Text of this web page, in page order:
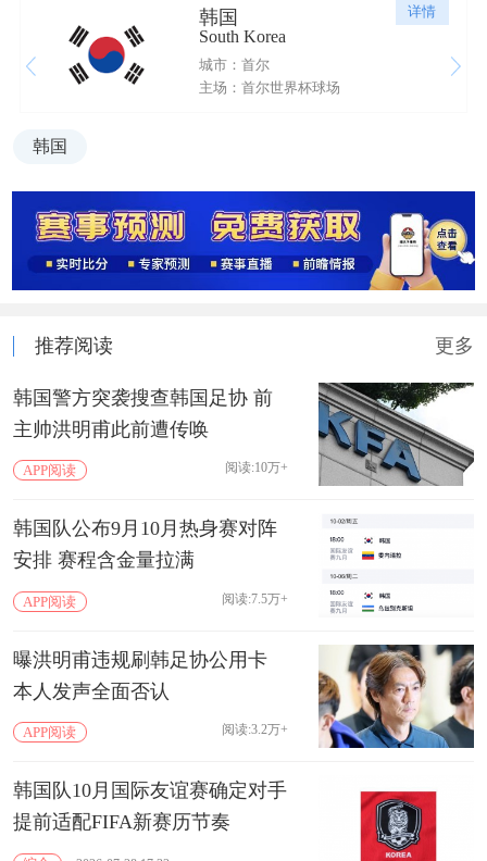
详情
韩国
South Korea
城市：首尔
主场：首尔世界杯球场
韩国
推荐阅读 更多
韩国警方突袭搜查韩国足协 前
主帅洪明甫此前遭传唤
APP阅读 阅读:10万+
韩国队公布9月10月热身赛对阵
安排 赛程含金量拉满
APP阅读 阅读:7.5万+
曝洪明甫违规刷韩足协公用卡
本人发声全面否认
APP阅读 阅读:3.2万+
韩国队10月国际友谊赛确定对手
提前适配FIFA新赛历节奏